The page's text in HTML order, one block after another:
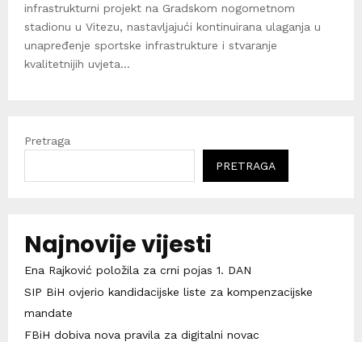
infrastrukturni projekt na Gradskom nogometnom
stadionu u Vitezu, nastavljajući kontinuirana ulaganja u
unapređenje sportske infrastrukture i stvaranje
kvalitetnijih uvjeta...
Pretraga
PRETRAGA
Najnovije vijesti
Ena Rajković položila za crni pojas 1. DAN
SIP BiH ovjerio kandidacijske liste za kompenzacijske
mandate
FBiH dobiva nova pravila za digitalni novac